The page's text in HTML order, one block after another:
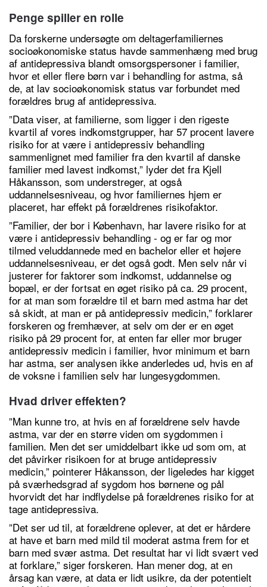
Penge spiller en rolle
Da forskerne undersøgte om deltagerfamiliernes
socioøkonomiske status havde sammenhæng med brug
af antidepressiva blandt omsorgspersoner i familier,
hvor et eller flere børn var i behandling for astma, så
de, at lav socioøkonomisk status var forbundet med
forældres brug af antidepressiva.
”Data viser, at familierne, som ligger i den rigeste
kvartil af vores indkomstgrupper, har 57 procent lavere
risiko for at være i antidepressiv behandling
sammenlignet med familier fra den kvartil af danske
familier med lavest indkomst,” lyder det fra Kjell
Håkansson, som understreger, at også
uddannelsesniveau, og hvor familiernes hjem er
placeret, har effekt på forældrenes risikofaktor.
”Familier, der bor i København, har lavere risiko for at
være i antidepressiv behandling - og er far og mor
tilmed veluddannede med en bachelor eller et højere
uddannelsesniveau, er det også godt. Men selv når vi
justerer for faktorer som indkomst, uddannelse og
bopæl, er der fortsat en øget risiko på ca. 29 procent,
for at man som forældre til et barn med astma har det
så skidt, at man er på antidepressiv medicin,” forklarer
forskeren og fremhæver, at selv om der er en øget
risiko på 29 procent for, at enten far eller mor bruger
antidepressiv medicin i familier, hvor minimum et barn
har astma, ser analysen ikke anderledes ud, hvis en af
de voksne i familien selv har lungesygdommen.
Hvad driver effekten?
”Man kunne tro, at hvis en af forældrene selv havde
astma, var der en større viden om sygdommen i
familien. Men det ser umiddelbart ikke ud som om, at
det påvirker risikoen for at bruge antidepressiv
medicin,” pointerer Håkansson, der ligeledes har kigget
på sværhedsgrad af sygdom hos børnene og pål
hvorvidt det har indflydelse på forældrenes risiko for at
tage antidepressiva.
”Det ser ud til, at forældrene oplever, at det er hårdere
at have et barn med mild til moderat astma frem for et
barn med svær astma. Det resultat har vi lidt svært ved
at forklare,” siger forskeren. Han mener dog, at en
årsag kan være, at data er lidt usikre, da der potentielt